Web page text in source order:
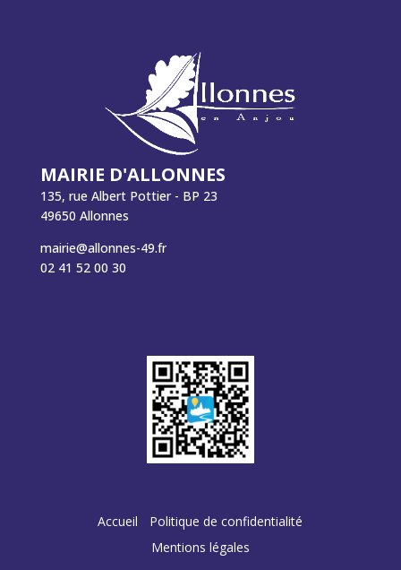
MAIRIE D'ALLONNES
135, rue Albert Pottier - BP 23
49650 Allonnes
mairie@allonnes-49.fr
02 41 52 00 30
Accueil
Politique de confidentialité
Mentions légales